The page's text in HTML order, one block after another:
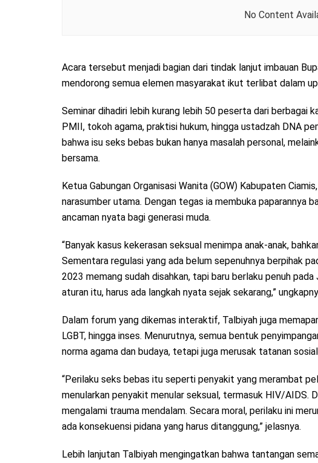
No Content
Acara tersebut menjadi bagian dari tindak lanjut imbauan
mendorong semua elemen masyarakat ikut terlibat dalam
Seminar dihadiri lebih kurang lebih 50 peserta dari berbagai
PMII, tokoh agama, praktisi hukum, hingga ustadzah DNA
bahwa isu seks bebas bukan hanya masalah personal,
bersama.
Ketua Gabungan Organisasi Wanita (GOW) Kabupaten
narasumber utama. Dengan tegas ia membuka paparannya
ancaman nyata bagi generasi muda.
“Banyak kasus kekerasan seksual menimpa anak-anak,
Sementara regulasi yang ada belum sepenuhnya berpihak
2023 memang sudah disahkan, tapi baru berlaku penuh
aturan itu, harus ada langkah nyata sejak sekarang,”
Dalam forum yang dikemas interaktif, Talbiyah juga
LGBT, hingga inses. Menurutnya, semua bentuk
norma agama dan budaya, tetapi juga merusak tatanan
“Perilaku seks bebas itu seperti penyakit yang merambat
menularkan penyakit menular seksual, termasuk HIV/AIDS.
mengalami trauma mendalam. Secara moral, perilaku ini
ada konsekuensi pidana yang harus ditanggung,” jelasnya.
Lebih lanjutan Talbiyah mengingatkan bahwa tantangan